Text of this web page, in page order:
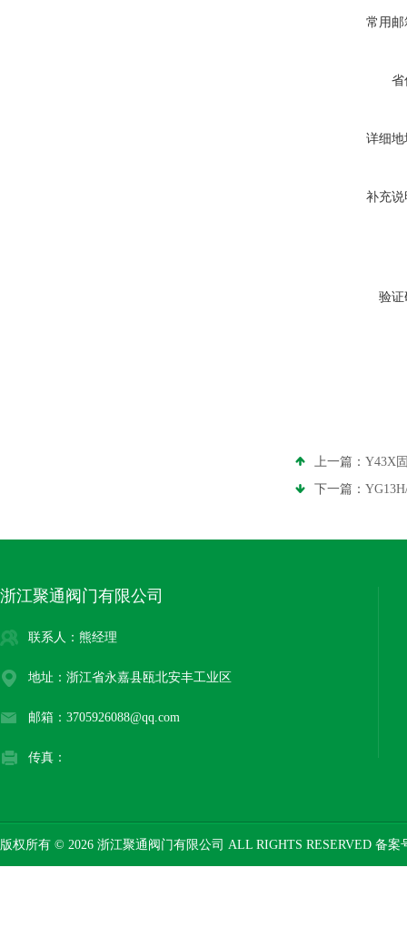
常用邮
省
详细地
补充说
验证
上一篇： Y43X
下一篇：
浙江聚通阀门有限公司
联系人：熊经理
地址：浙江省永嘉县瓯北安丰工业区
邮箱：3705926088@qq.com
传真：
版权所有 © 2026 浙江聚通阀门有限公司 ALL RIGHTS RESERVED 备案